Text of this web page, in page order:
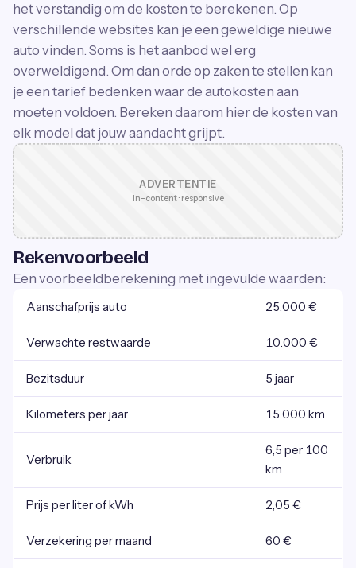
het verstandig om de kosten te berekenen. Op
verschillende websites kan je een geweldige nieuwe
auto vinden. Soms is het aanbod wel erg
overweldigend. Om dan orde op zaken te stellen kan
je een tarief bedenken waar de autokosten aan
moeten voldoen. Bereken daarom hier de kosten van
elk model dat jouw aandacht grijpt.
ADVERTENTIE
In-content · responsive
Rekenvoorbeeld
Een voorbeeldberekening met ingevulde waarden:
Aanschafprijs auto 25.000 €
Verwachte restwaarde 10.000 €
Bezitsduur 5 jaar
Kilometers per jaar 15.000 km
Verbruik
6,5 per 100
km
Prijs per liter of kWh 2,05 €
Verzekering per maand 60 €